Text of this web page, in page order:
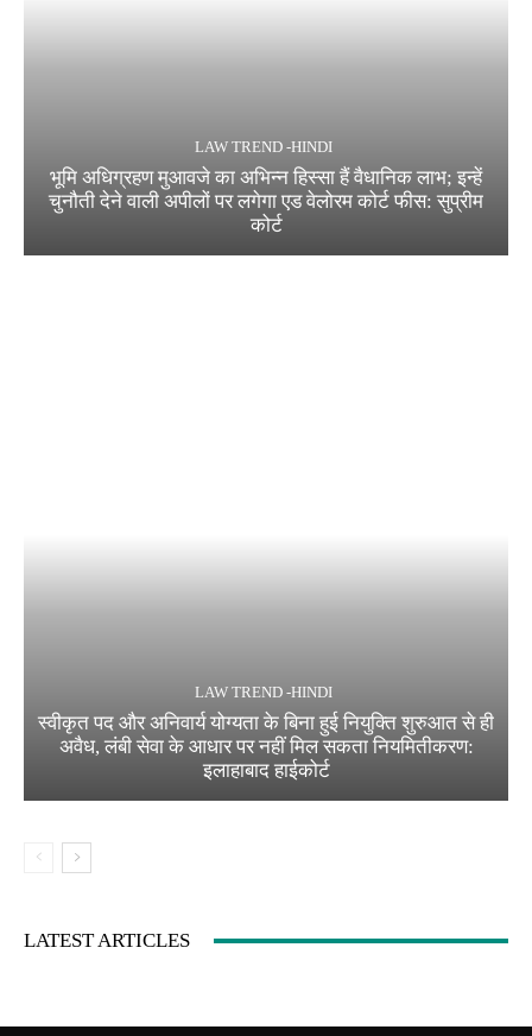
LAW TREND -HINDI
भूमि अधिग्रहण मुआवजे का अभिन्न हिस्सा हैं वैधानिक लाभ; इन्हें
चुनौती देने वाली अपीलों पर लगेगा एड वेलोरम कोर्ट फीस: सुप्रीम
कोर्ट
LAW TREND -HINDI
स्वीकृत पद और अनिवार्य योग्यता के बिना हुई नियुक्ति शुरुआत से ही
अवैध, लंबी सेवा के आधार पर नहीं मिल सकता नियमितीकरण:
इलाहाबाद हाईकोर्ट
LATEST ARTICLES